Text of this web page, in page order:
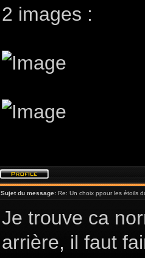
2 images :
Sujet du message: Re: Un choix ppour les étoils
Je trouve ca
arrière, il faut